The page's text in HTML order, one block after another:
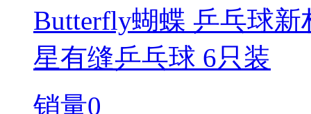
Butterfly蝴蝶 乒乓球新
星有缝乒乓球 6只装
销量0